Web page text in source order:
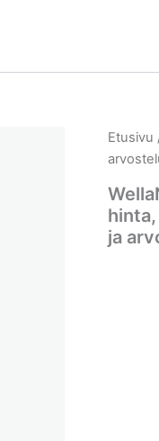
Etusivu
ja